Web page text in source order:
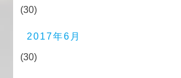
(30)
2017年6月
(30)